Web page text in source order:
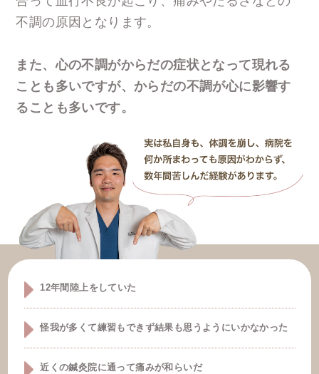
不調の原因となります。
また、心の不調がからだの症状となって現れる
ことも多いですが、からだの不調が心に影響す
ることも多いです。
12年間陸上をしていた
怪我が多くて練習もできず結果も思うようにいかなかった
近くの鍼灸院に通って痛みが和らいだ